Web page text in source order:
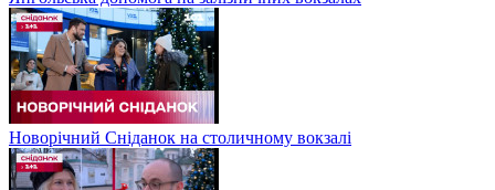
Новорічний Сніданок на столичному вокзалі